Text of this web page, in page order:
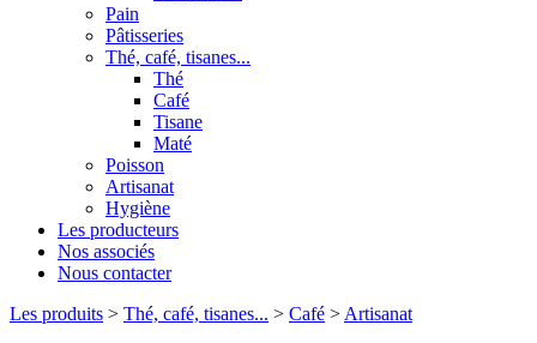
Pain
Pâtisseries
Thé, café, tisanes...
Thé
Café
Tisane
Maté
Poisson
Artisanat
Hygiène
Les producteurs
Nos associés
Nous contacter
Les produits > Thé, café, tisanes... > Café > Artisanat